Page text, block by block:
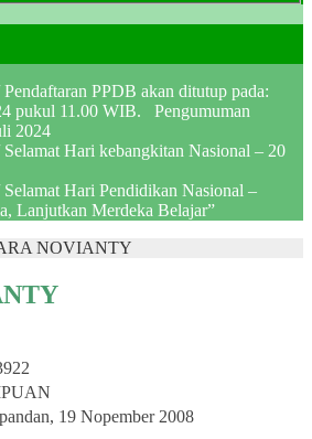
Pendaftaran PPDB akan ditutup pada:
pukul 11.00 WIB. Pengumuman
2024
Selamat Hari kebangkitan Nasional – 20
Selamat Hari Pendidikan Nasional –
Lanjutkan Merdeka Belajar”
NOVIANTY
19 Nopember 2008